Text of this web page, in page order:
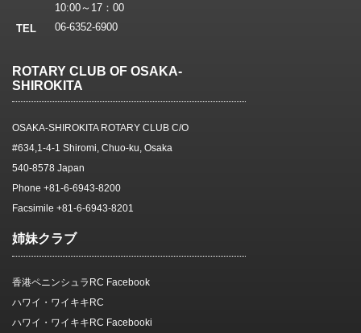
10:00～17：00
TEL
06-6352-6900
ROTARY CLUB OF OSAKA-
SHIROKITA
OSAKA-SHIROKITA ROTARY CLUB C/O
#634,1-4-1 Shiromi, Chuo-ku, Osaka
540-8578 Japan
Phone +81-6-6943-8200
Facsimile +81-6-6943-8201
姉妹クラブ
香港ペニンシュラRC Facebook
ハワイ・ワイキキRC
ハワイ・ワイキキRC Facebooki